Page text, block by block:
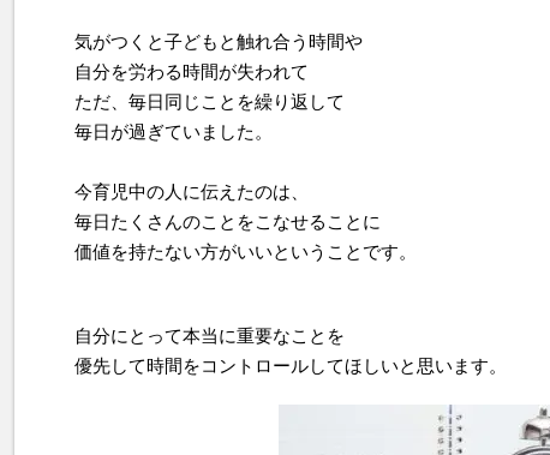
気がつくと子どもと触れ合う時間や
自分を労わる時間が失われて
ただ、毎日同じことを繰り返して
毎日が過ぎていました。
今育児中の人に伝えたのは、
毎日たくさんのことをこなせることに
価値を持たない方がいいということです。
自分にとって本当に重要なことを
優先して時間をコントロールしてほしいと思います。